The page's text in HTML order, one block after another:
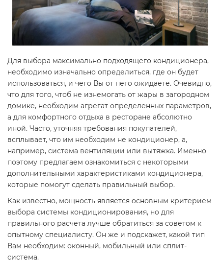
Для выбора максимально подходящего кондиционера,
необходимо изначально определиться, где он будет
использоваться, и чего Вы от него ожидаете. Очевидно,
что для того, чтоб не изнемогать от жары в загородном
домике, необходим агрегат определенных параметров,
а для комфортного отдыха в ресторане абсолютно
иной. Часто, уточняя требования покупателей,
всплывает, что им необходим не кондиционер, а,
например, система вентиляции или вытяжка. Именно
поэтому предлагаем ознакомиться с некоторыми
дополнительными характеристиками кондиционера,
которые помогут сделать правильный выбор.
Как известно, мощность является основным критерием
выбора системы кондиционирования, но для
правильного расчета лучше обратиться за советом к
опытному специалисту. Он же и подскажет, какой тип
Вам необходим: оконный, мобильный или сплит-
система.